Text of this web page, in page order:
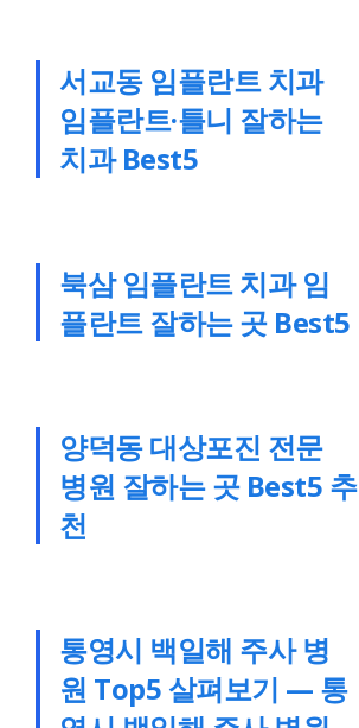
서교동 임플란트 치과
임플란트·틀니 잘하는
치과 Best5
북삼 임플란트 치과 임
플란트 잘하는 곳 Best5
양덕동 대상포진 전문
병원 잘하는 곳 Best5 추
천
통영시 백일해 주사 병
원 Top5 살펴보기 — 통